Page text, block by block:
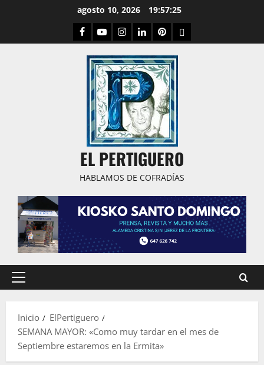
agosto 10, 2026 19:57:26
Facebook
YoutubeInstagram
LinkedPinterestDribbble
EL PERTIGUERO
HABLAMOS DE COFRADÍAS
Menú
Inicio
ElPertiguero
SEMANA MAYOR: «Como muy tardar en el mes de
Septiembre estaremos en la Ermita»